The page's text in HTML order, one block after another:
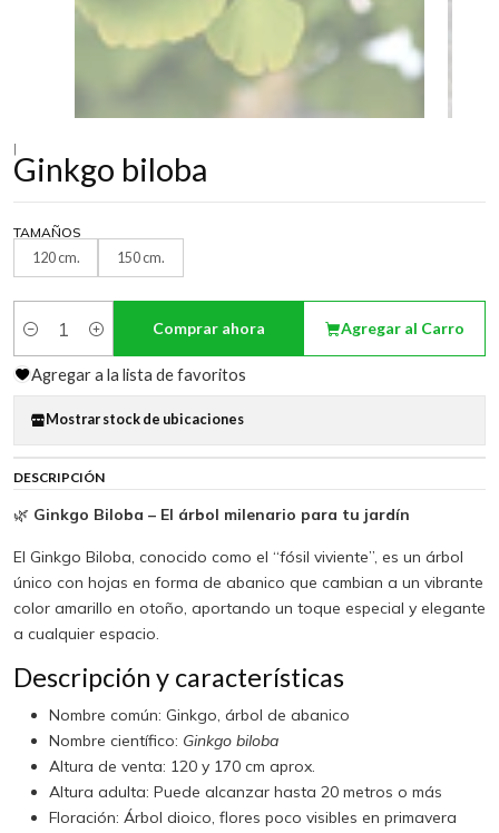
|
Ginkgo biloba
TAMAÑOS
120 cm.
150 cm.
Cantidad
Agregar al Carro
Comprar ahora
Agregar a la lista de favoritos
Mostrar stock de ubicaciones
DESCRIPCIÓN
🌿 Ginkgo Biloba – El árbol milenario para tu jardín
El Ginkgo Biloba, conocido como el “fósil viviente”, es un árbol
único con hojas en forma de abanico que cambian a un vibrante
color amarillo en otoño, aportando un toque especial y elegante
a cualquier espacio.
Descripción y características
Nombre común: Ginkgo, árbol de abanico
Nombre científico: Ginkgo biloba
Altura de venta: 120 y 170 cm aprox.
Altura adulta: Puede alcanzar hasta 20 metros o más
Floración: Árbol dioico, flores poco visibles en primavera